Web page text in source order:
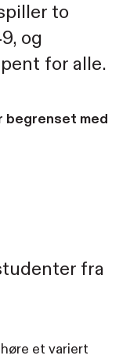
to
og
for alle.
begrenset med
fra
et variert